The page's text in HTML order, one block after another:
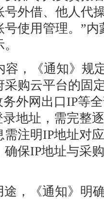
外借、他人代
使用管理。”
容，《通知》规
购云平台的固
外网出口IP等
地址，需完整
注明IP地址对
保IP地址与采
途，《通知》明